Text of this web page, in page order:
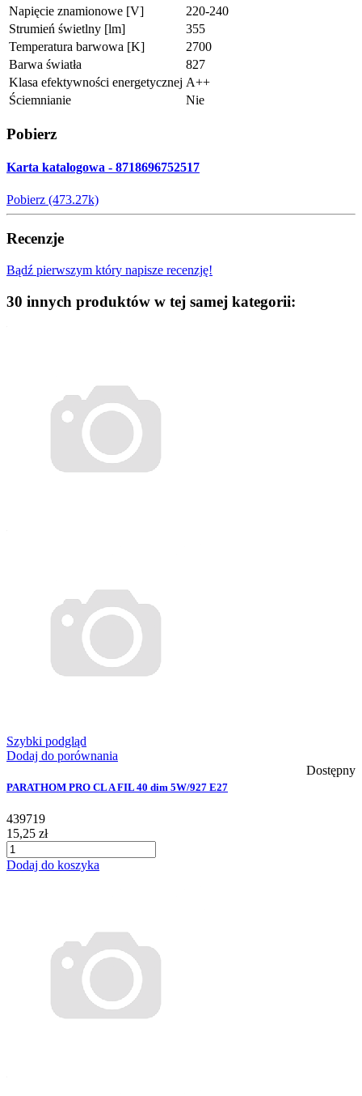
Napięcie znamionowe [V]
220-240
Strumień świetlny [lm]
355
Temperatura barwowa [K]
2700
Barwa światła
827
Klasa efektywności energetycznej A++
Ściemnianie
Nie
Pobierz
Karta katalogowa - 8718696752517
Pobierz (473.27k)
Recenzje
Bądź pierwszym który napisze recenzję!
30 innych produktów w tej samej kategorii:
Szybki podgląd
Dodaj do porównania
Dostępny
PARATHOM PRO CL A FIL 40 dim 5W/927 E27
439719
15,25 zł
Dodaj do koszyka